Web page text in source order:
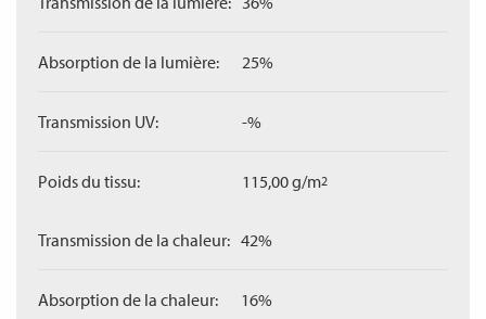
Absorption de la lumière: 25%
Transmission UV: -%
Poids du tissu: 115,00 g/m2
Transmission de la chaleur: 42%
Absorption de la chaleur: 16%